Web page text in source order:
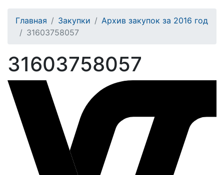
Главная Закупки
Архив закупок за 2016 год
31603758057
31603758057